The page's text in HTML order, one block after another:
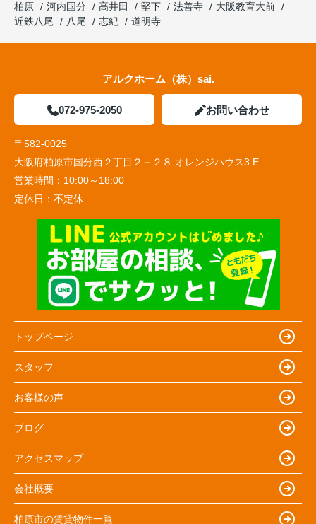
柏原
河内国分 高井田 堅下 法善寺
大阪教育大前
近鉄八尾
八尾 志紀 道明寺
アルクホーム（株）sai.
072-975-2050 お問い合わせ
〒582-0025
大阪府柏原市国分西２丁目２－２８ オレンジハウス3 E
営業時間： 10:00～18:00
定休日： 不定休
トップページ
スタッフ
お客様の声
ブログ
アクセスマップ
会社概要
柏原市の賃貸物件一覧